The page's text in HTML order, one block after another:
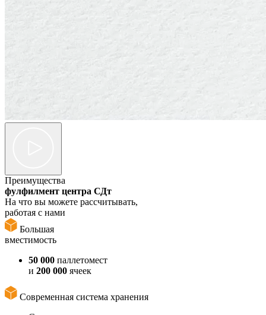
Преимущества
фулфилмент центра СДт
На что вы можете рассчитывать,
работая с нами
Большая
вместимость
50 000 паллетомест
и 200 000 ячеек
Современная система хранения